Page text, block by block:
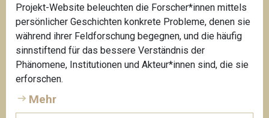
Projekt-Website beleuchten die Forscher*innen mittels
persönlicher Geschichten konkrete Probleme, denen sie
während ihrer Feldforschung begegnen, und die häufig
sinnstiftend für das bessere Verständnis der
Phänomene, Institutionen und Akteur*innen sind, die sie
erforschen.
Mehr